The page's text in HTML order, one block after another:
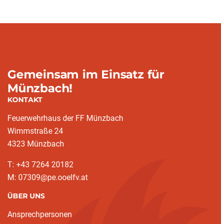
Gemeinsam im Einsatz für
Münzbach!
KONTAKT
Feuerwehrhaus der FF Münzbach
Wimmstraße 24
4323 Münzbach
T: +43 7264 20182
M: 07309@pe.ooelfv.at
ÜBER UNS
Ansprechpersonen